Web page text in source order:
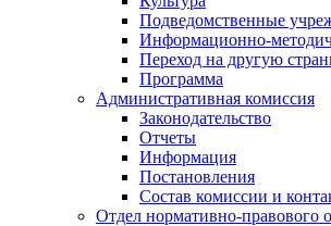
Подведомственные
Информационно-
Переход на другую
Программа
Административная комиссия
Законодательство
Отчеты
Информация
Постановления
Состав комиссии и
Отдел нормативно-правового